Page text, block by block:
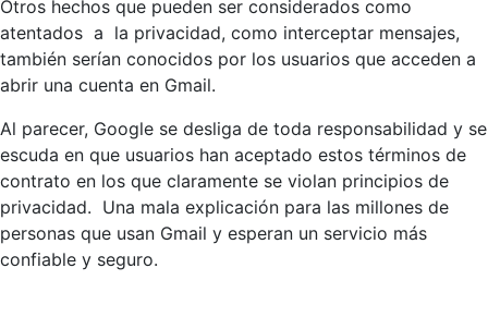
Otros hechos que pueden ser considerados como
atentados a la privacidad, como interceptar mensajes,
también serían conocidos por los usuarios que acceden a
abrir una cuenta en Gmail.
Al parecer, Google se desliga de toda responsabilidad y se
escuda en que usuarios han aceptado estos términos de
contrato en los que claramente se violan principios de
privacidad. Una mala explicación para las millones de
personas que usan Gmail y esperan un servicio más
confiable y seguro.